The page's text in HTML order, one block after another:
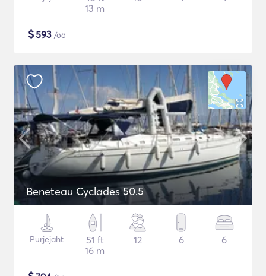
13 m
$593 /öö
Beneteau Cyclades 50.5
Purjejaht
51 ft
16 m
12 6 6